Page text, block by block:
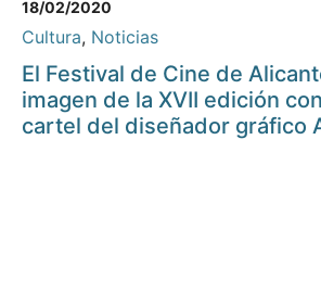
18/02/2020
Cultura, Noticias
El Festival de Cine de
imagen de la XVII edición
cartel del diseñador gráfico